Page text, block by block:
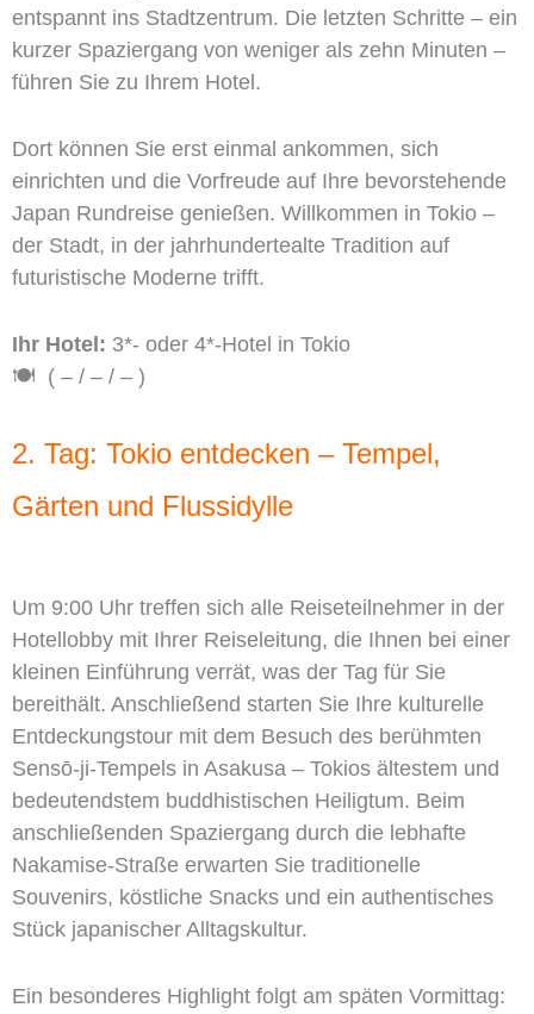
entspannt ins Stadtzentrum. Die letzten Schritte – ein
kurzer Spaziergang von weniger als zehn Minuten –
führen Sie zu Ihrem Hotel.
Dort können Sie erst einmal ankommen, sich
einrichten und die Vorfreude auf Ihre bevorstehende
Japan Rundreise genießen. Willkommen in Tokio –
der Stadt, in der jahrhundertealte Tradition auf
futuristische Moderne trifft.
Ihr Hotel: 3*- oder 4*-Hotel in Tokio
🍽️ ( – / – / – )
2. Tag: Tokio entdecken – Tempel,
Gärten und Flussidylle
Um 9:00 Uhr treffen sich alle Reiseteilnehmer in der
Hotellobby mit Ihrer Reiseleitung, die Ihnen bei einer
kleinen Einführung verrät, was der Tag für Sie
bereithält. Anschließend starten Sie Ihre kulturelle
Entdeckungstour mit dem Besuch des berühmten
Sensō-ji-Tempels in Asakusa – Tokios ältestem und
bedeutendstem buddhistischen Heiligtum. Beim
anschließenden Spaziergang durch die lebhafte
Nakamise-Straße erwarten Sie traditionelle
Souvenirs, köstliche Snacks und ein authentisches
Stück japanischer Alltagskultur.
Ein besonderes Highlight folgt am späten Vormittag: